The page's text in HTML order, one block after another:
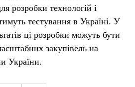
розробки технологій і
тестування в Україні. У
ці розробки можуть бути
закупівель на
України.